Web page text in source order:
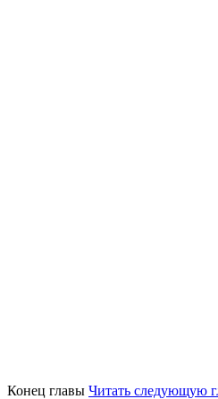
Конец главы Читать следующую